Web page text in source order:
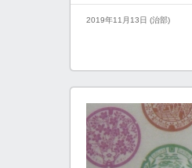
2019年11月13日 (治部)